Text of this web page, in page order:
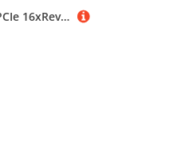
Azxcvbnm Präzise PCIe 16xReverse Connector Card Fast Speed ​​ Datenübertragung Für Vielseitige Computer Upgrades